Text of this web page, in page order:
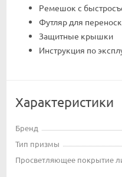
Ремешок с
Футляр для
Защитные крышки
Инструкция по
Характеристики
Бренд
Тип призмы
Просветляющее покрытие